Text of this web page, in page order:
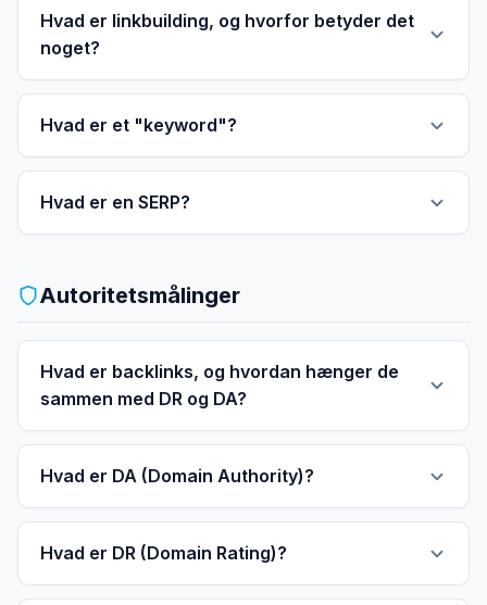
Hvad er linkbuilding, og hvorfor betyder det
noget?
Hvad er et "keyword"?
Hvad er en SERP?
Autoritetsmålinger
Hvad er backlinks, og hvordan hænger de
sammen med DR og DA?
Hvad er DA (Domain Authority)?
Hvad er DR (Domain Rating)?